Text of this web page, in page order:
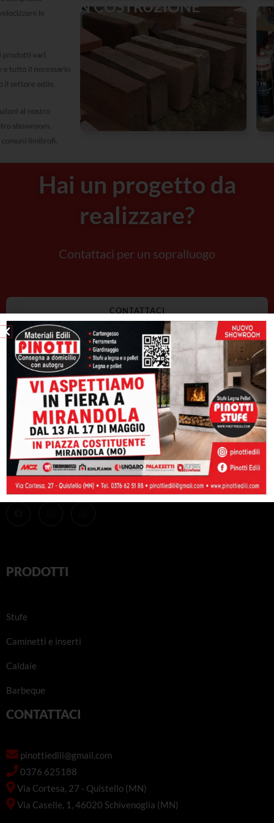
IN COSTRUZIONE
Hai un progetto da
realizzare?
Contattaci per un sopralluogo
CONTATTACI
Materiali Edili Pinotti. Consegna a domicilio con autogru.
PRODOTTI
Stufe
Caminetti e inserti
Caldaie
Barbeque
CONTATTACI
pinottiedili@gmail.com
0376 625188
Via Cortesa, 27 - Quistello (MN)
Via Caselle, 1, 46020 Schivenoglia (MN)